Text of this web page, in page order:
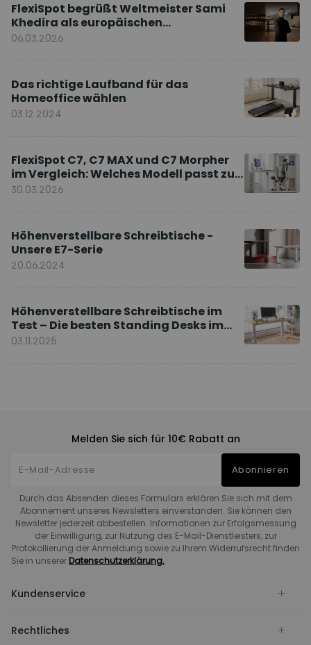
FlexiSpot begrüßt Weltmeister Sami
Khedira als europäischen
Markenbotschafter
06.03.2026
Das richtige Laufband für das
Homeoffice wählen
03.12.2024
FlexiSpot C7, C7 MAX und C7 Morpher
im Vergleich: Welches Modell passt zu
Ihnen?
30.03.2026
Höhenverstellbare Schreibtische -
Unsere E7-Serie
20.06.2024
Höhenverstellbare Schreibtische im
Test – Die besten Standing Desks im
Vergleich
03.11.2025
Melden Sie sich für 10€ Rabatt an
Abonnieren
Durch das Absenden dieses Formulars erklären Sie sich mit dem
Abonnement unseres Newsletters einverstanden. Sie können den
Newsletter jederzeit abbestellen. Informationen zur Erfolgsmessung
der Einwilligung, zur Nutzung des E-Mail-Dienstleisters, zur
Protokollierung der Anmeldung sowie zu Ihrem Widerrufsrecht finden
Sie in unserer Datenschutzerklärung.
Kundenservice
Rechtliches